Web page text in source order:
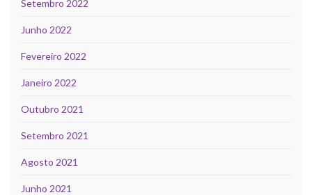
Setembro 2022
Junho 2022
Fevereiro 2022
Janeiro 2022
Outubro 2021
Setembro 2021
Agosto 2021
Junho 2021